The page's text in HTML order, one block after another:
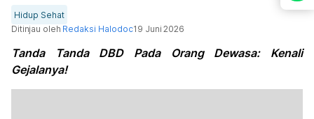
Hidup Sehat
Ditinjau oleh Redaksi Halodoc19 Juni 2026
Tanda Tanda DBD Pada Orang Dewasa: Kenali
Gejalanya!